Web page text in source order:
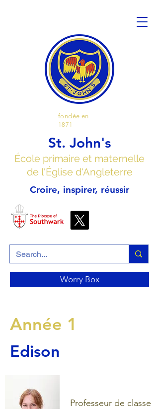
fondée en
1871
St. John's
École primaire et maternelle
de l'Église d'Angleterre
Croire, inspirer, réussir
Worry Box
Année 1
Edison
Professeur de classe